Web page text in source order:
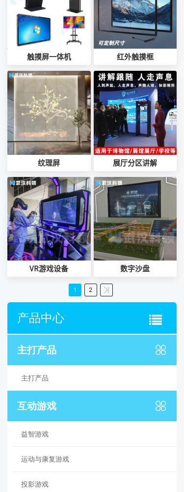
触摸屏一体机 红外触摸框
纹理屏 展厅分区讲解
VR游戏设备 数字沙盘
1 2
产品中心
主打产品
主打产品
互动游戏
益智游戏
运动与康复游戏
投影游戏